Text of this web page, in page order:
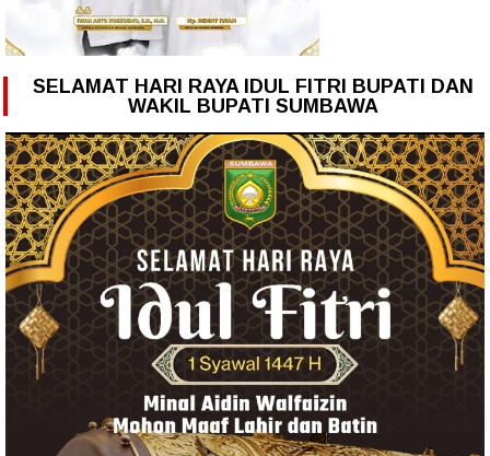
SELAMAT HARI RAYA IDUL FITRI BUPATI DAN
WAKIL BUPATI SUMBAWA